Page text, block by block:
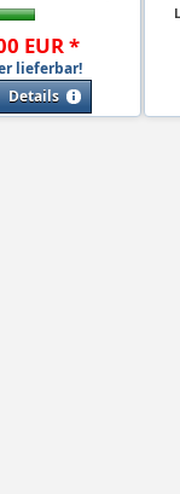
EUR*
lieferbar!
Details